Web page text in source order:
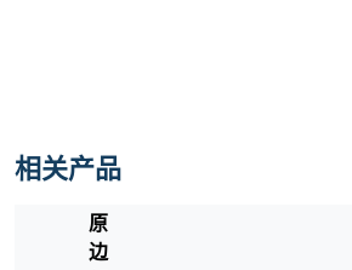
相关产品
原
边